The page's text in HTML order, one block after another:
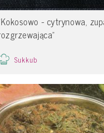
- cytrynowa,
Sukkub